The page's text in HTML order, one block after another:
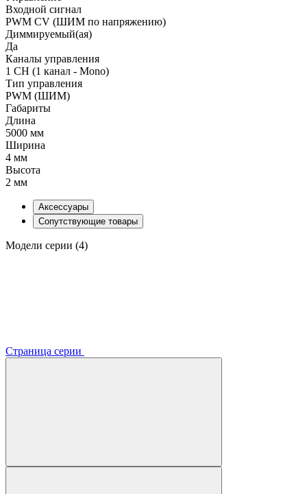
Входной сигнал
PWM СV (ШИМ по напряжению)
Диммируемый(ая)
Да
Каналы управления
1 CH (1 канал - Mono)
Тип управления
PWM (ШИМ)
Габариты
Длина
5000 мм
Ширина
4 мм
Высота
2 мм
Аксессуары
Сопутствующие товары
Модели серии (4)
Страница серии